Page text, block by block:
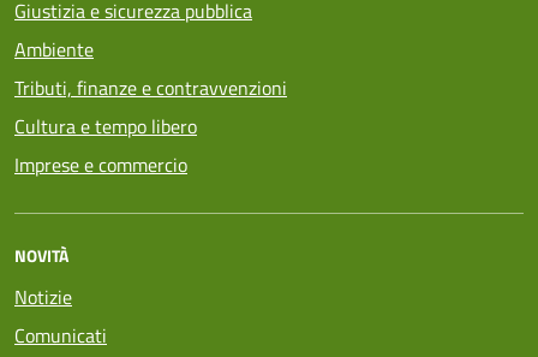
Giustizia e sicurezza pubblica
Ambiente
Tributi, finanze e contravvenzioni
Cultura e tempo libero
Imprese e commercio
NOVITÀ
Notizie
Comunicati